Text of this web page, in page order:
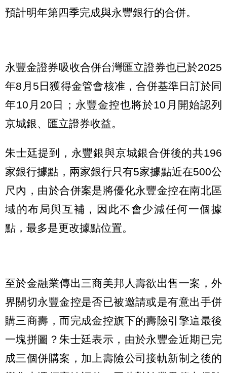
預計明年第四季完成與永豐銀行的合併。
永豐金證券吸收合併台灣匯立證券也已於2025
年8月5日獲得金管會核准，合併基準日訂於同
年10月20日；永豐金控也將於10月開始認列
京城銀、匯立證券收益。
朱士廷提到，永豐銀與京城銀合併後的共196
家銀行據點，兩家銀行只有5家據點近在500公
尺內，由於合併案是將優化永豐金控在南北區
域的布局與互補，因此不會少減任何一個據
點，最多是更改據點位置。
至於金融業傳出三商美邦人壽欲出售一案，外
界關切永豐金控是否已被邀請或是有意出手併
購三商壽，而完成金控旗下的壽險引擎這最後
一塊拼圖？朱士廷表示，由於永豐金近期已完
成三個併購案，加上壽險公司接軌新制之後的